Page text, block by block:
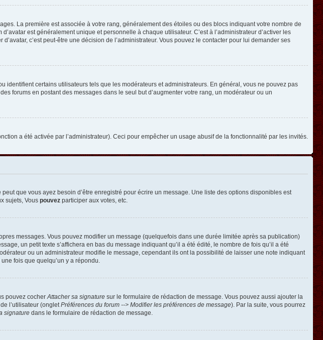
La première est associée à votre rang, généralement des étoiles ou des blocs indiquant votre nombre de
est généralement unique et personnelle à chaque utilisateur. C’est à l’administrateur d’activer les
c’est peut-être une décision de l’administrateur. Vous pouvez le contacter pour lui demander ses
identifient certains utilisateurs tels que les modérateurs et administrateurs. En général, vous ne pouvez pas
forums en postant des messages dans le seul but d’augmenter votre rang, un modérateur ou un
a été activée par l’administrateur). Ceci pour empêcher un usage abusif de la fonctionnalité par les invités.
que vous ayez besoin d’être enregistré pour écrire un message. Une liste des options disponibles est
sujets, Vous pouvez participer aux votes, etc.
messages. Vous pouvez modifier un message (quelquefois dans une durée limitée après sa publication)
un petit texte s’affichera en bas du message indiquant qu’il a été édité, le nombre de fois qu’il a été
ou un administrateur modifie le message, cependant ils ont la possibilité de laisser une note indiquant
fois que quelqu’un y a répondu.
pouvez cocher Attacher sa signature sur le formulaire de rédaction de message. Vous pouvez aussi ajouter la
l’utilisateur (onglet Préférences du forum --> Modifier les préférences de message). Par la suite, vous pourrez
signature dans le formulaire de rédaction de message.